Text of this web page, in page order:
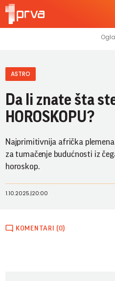
ASTRO
Da li znate šta
HOROSKOPU?
Najprimitivnija afrička
za tumačenje budućnosti iz
horoskop.
1.10.2025.|20:00
KOMENTARI (0)